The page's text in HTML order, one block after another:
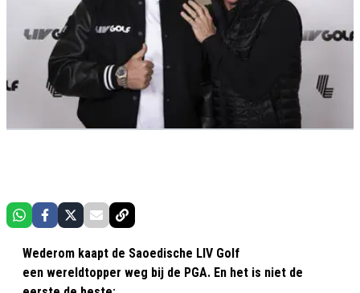
Wederom kaapt de Saoedische LIV Golf
een wereldtopper weg bij de PGA. En het is niet de